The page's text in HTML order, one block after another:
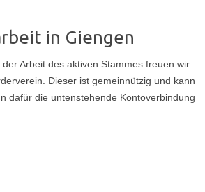
in Giengen
Arbeit des aktiven Stammes freuen wir
Dieser ist gemeinnützig und kann
dafür die untenstehende Kontoverbindung